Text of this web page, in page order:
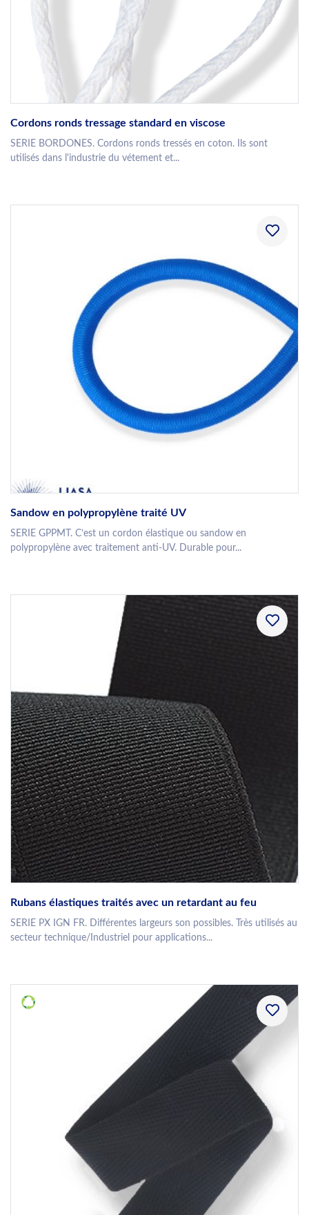
Cordons ronds tressage standard en viscose
SERIE BORDONES. Cordons ronds tressés en coton. Ils sont
utilisés dans l'industrie du vétement et...
Sandow en polypropylène traité UV
SERIE GPPMT. C’est un cordon élastique ou sandow en
polypropylène avec traitement anti-UV. Durable pour...
Rubans élastiques traités avec un retardant au feu
SERIE PX IGN FR. Différentes largeurs son possibles. Très utilisés au
secteur technique/Industriel pour applications...